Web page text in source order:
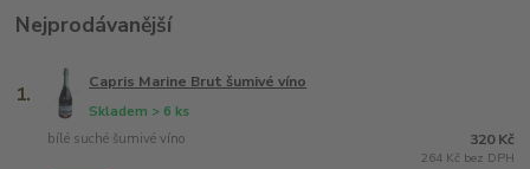
Nejprodávanější
1. Capris Marine Brut šumivé víno
bílé suché šumivé víno
Skladem > 6 ks
320 Kč
264 Kč bez DPH